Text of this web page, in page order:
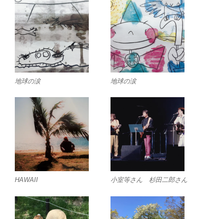
地球の涙 地球の涙
HAWAII 小室等さん 杉田二郎さん